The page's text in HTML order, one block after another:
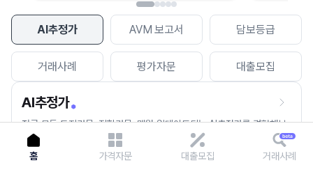
AI추정가 AVM 보고서 담보등급
거래사례 평가자문 대출모집
AI추정가
전국 모든 토지건물, 집합건물, 매월 업데이트되는 AI추정가를 경험해보
세요.
홈 가격자문 대출모집 거래사례